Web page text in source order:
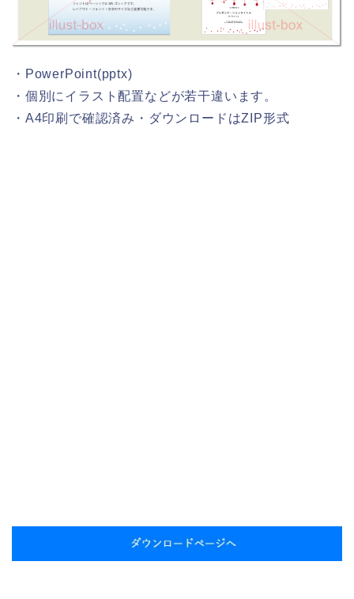
・PowerPoint(pptx)
・個別にイラスト配置などが若干違います。
・A4印刷で確認済み・ダウンロードはZIP形式